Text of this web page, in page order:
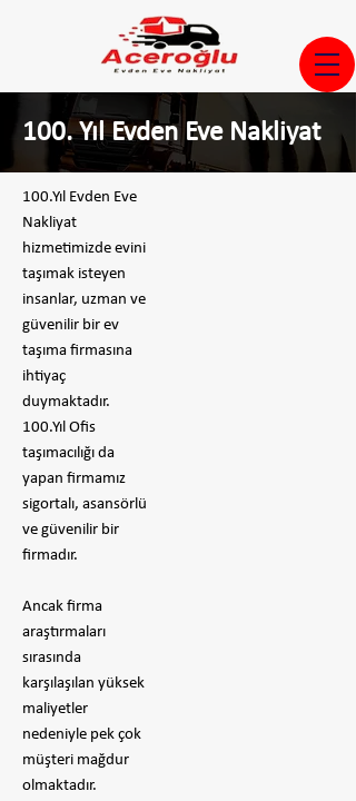
100. Yıl Evden Eve Nakliyat
100.Yıl Evden Eve
Nakliyat
hizmetimizde evini
taşımak isteyen
insanlar, uzman ve
güvenilir bir ev
taşıma firmasına
ihtiyaç
duymaktadır.
100.Yıl Ofis
taşımacılığı da
yapan firmamız
sigortalı, asansörlü
ve güvenilir bir
firmadır.
​Ancak firma
araştırmaları
sırasında
karşılaşılan yüksek
maliyetler
nedeniyle pek çok
müşteri mağdur
olmaktadır.